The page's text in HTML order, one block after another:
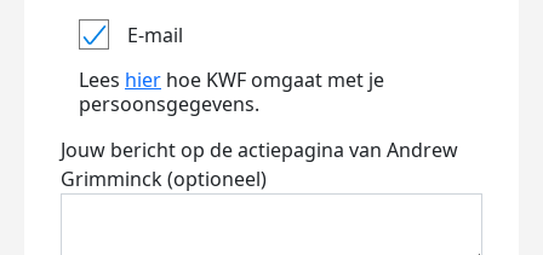
E-mail
Lees hier hoe KWF omgaat met je
persoonsgegevens.
Jouw bericht op de actiepagina van Andrew
Grimminck (optioneel)